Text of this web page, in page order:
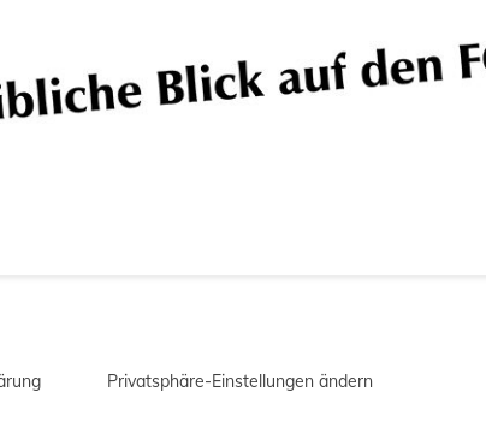
Privatsphäre-Einstellungen ändern